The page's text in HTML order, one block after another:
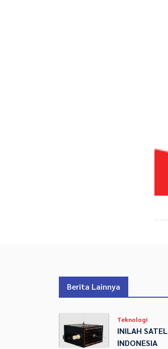
Berita Lainnya
Teknologi
INILAH
INDONESIA